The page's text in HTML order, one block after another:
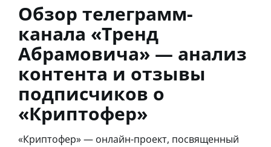
Обзор телеграмм-
канала «Тренд
Абрамовича» — анализ
контента и отзывы
подписчиков о
«Криптофер»
«Криптофер» — онлайн-проект, посвященный